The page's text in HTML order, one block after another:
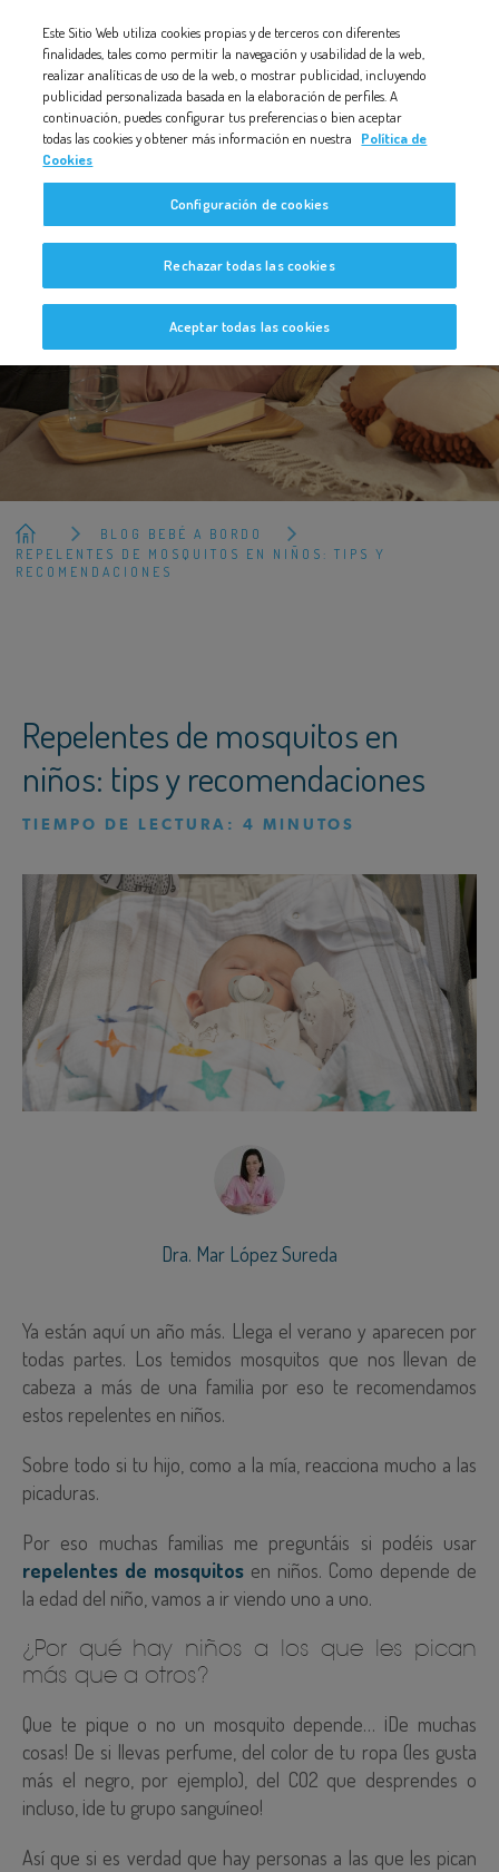
accesibilidad.Bebé a Bordo
BLOG BEBÉ A BORDO
REPELENTES DE MOSQUITOS EN NIÑOS: TIPS Y
RECOMENDACIONES
Repelentes de mosquitos en
niños: tips y recomendaciones
TIEMPO DE LECTURA: 4 MINUTOS
Dra. Mar López Sureda
Ya están aquí un año más. Llega el verano y aparecen por
todas partes. Los temidos mosquitos que nos llevan de
cabeza a más de una familia por eso te recomendamos
estos repelentes en niños.
Sobre todo si tu hijo, como a la mía, reacciona mucho a las
picaduras.
Por eso muchas familias me preguntáis si podéis usar
repelentes de mosquitos en niños. Como depende de
la edad del niño, vamos a ir viendo uno a uno.
¿Por qué hay niños a los que les pican
más que a otros?
Que te pique o no un mosquito depende… ¡De muchas
cosas! De si llevas perfume, del color de tu ropa (les gusta
más el negro, por ejemplo), del CO2 que desprendes o
incluso, ¡de tu grupo sanguíneo!
Así que si es verdad que hay personas a las que les pican
Este Sitio Web utiliza cookies propias y de terceros con diferentes
finalidades, tales como permitir la navegación y usabilidad de la web,
realizar analíticas de uso de la web, o mostrar publicidad, incluyendo
publicidad personalizada basada en la elaboración de perfiles. A
continuación, puedes configurar tus preferencias o bien aceptar
todas las cookies y obtener más información en nuestra
Política de
Cookies
Configuración de cookies
Rechazar todas las cookies
Aceptar todas las cookies